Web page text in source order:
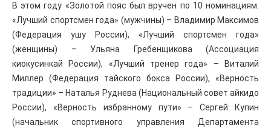
В этом году «Золотой пояс был вручен по 10 номинациям:
«Лучший спортсмен года» (мужчины) – Владимир Максимов
(Федерация ушу России), «Лучший спортсмен года»
(женщины) – Ульяна Гребенщикова (Ассоциация
киокусинкай России), «Лучший тренер года» – Виталий
Миллер (Федерация тайского бокса России), «Верность
традиции» – Наталья Руднева (Национальный совет айкидо
России), «Верность избранному пути» – Сергей Купин
(начальник спортивного управления Департамента